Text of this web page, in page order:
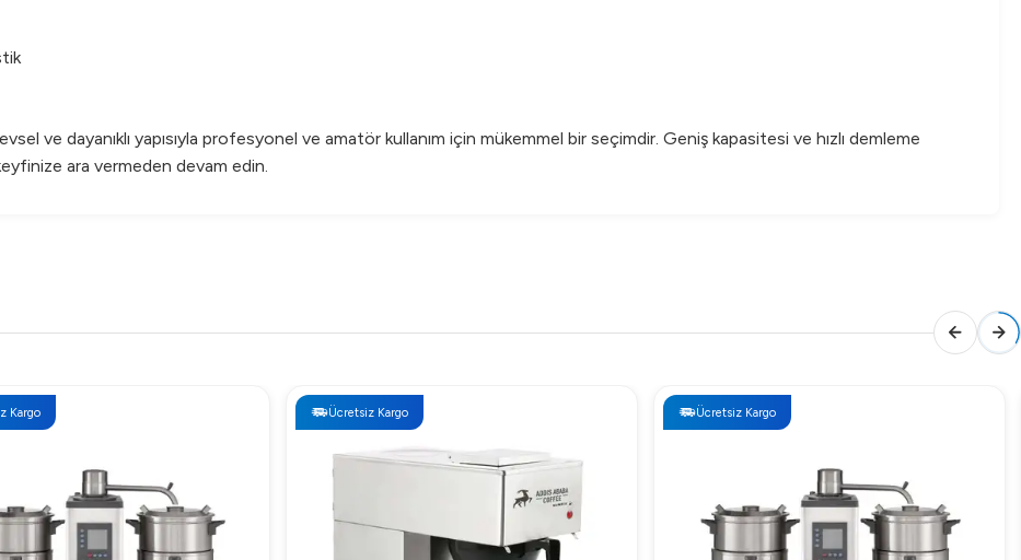
ve dayanıklı yapısıyla profesyonel ve amatör kullanım için mükemmel bir seçimdir. Geniş kapasitesi ve hızlı demleme
ara vermeden devam edin.
Kargo Ücretsiz Kargo Ücretsiz Kargo